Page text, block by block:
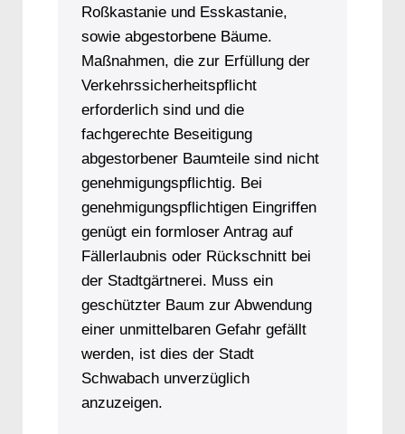
Roßkastanie und Esskastanie,
sowie abgestorbene Bäume.
Maßnahmen, die zur Erfüllung der
Verkehrssicherheitspflicht
erforderlich sind und die
fachgerechte Beseitigung
abgestorbener Baumteile sind nicht
genehmigungspflichtig. Bei
genehmigungspflichtigen Eingriffen
genügt ein formloser Antrag auf
Fällerlaubnis oder Rückschnitt bei
der Stadtgärtnerei. Muss ein
geschützter Baum zur Abwendung
einer unmittelbaren Gefahr gefällt
werden, ist dies der Stadt
Schwabach unverzüglich
anzuzeigen.